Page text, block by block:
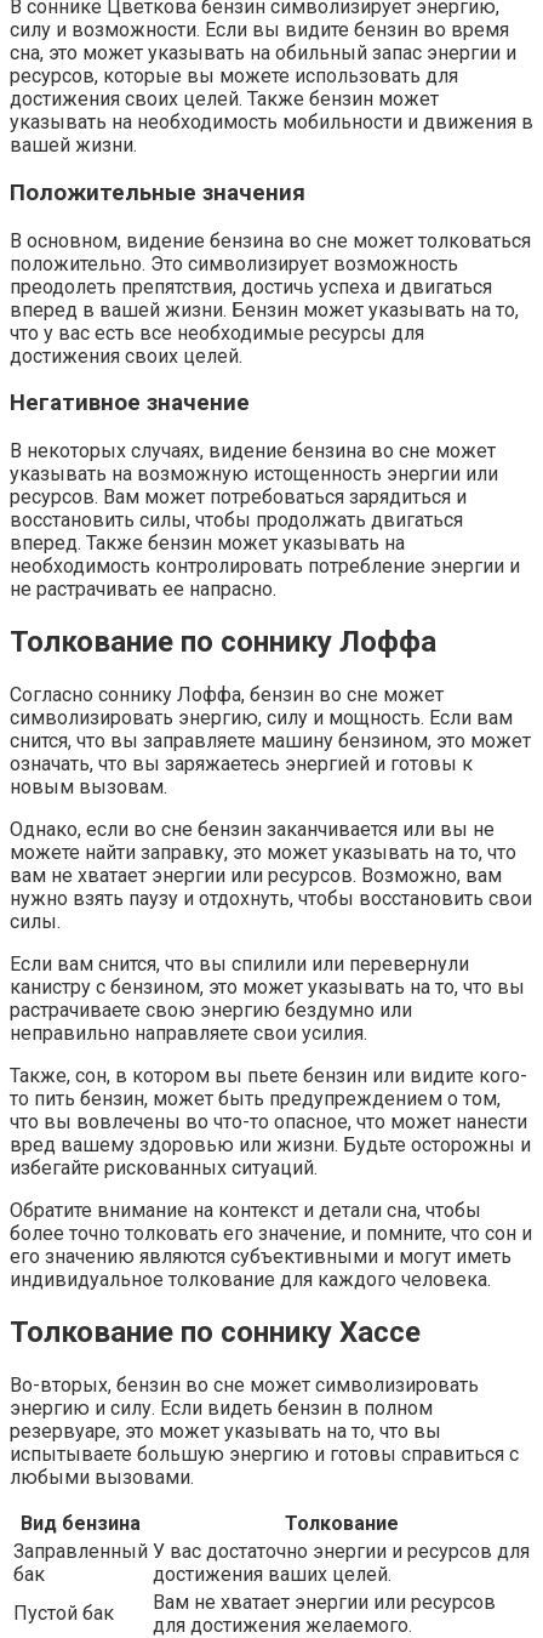
В соннике Цветкова бензин символизирует энергию,
силу и возможности. Если вы видите бензин во время
сна, это может указывать на обильный запас энергии и
ресурсов, которые вы можете использовать для
достижения своих целей. Также бензин может
указывать на необходимость мобильности и движения в
вашей жизни.
Положительные значения
В основном, видение бензина во сне может толковаться
положительно. Это символизирует возможность
преодолеть препятствия, достичь успеха и двигаться
вперед в вашей жизни. Бензин может указывать на то,
что у вас есть все необходимые ресурсы для
достижения своих целей.
Негативное значение
В некоторых случаях, видение бензина во сне может
указывать на возможную истощенность энергии или
ресурсов. Вам может потребоваться зарядиться и
восстановить силы, чтобы продолжать двигаться
вперед. Также бензин может указывать на
необходимость контролировать потребление энергии и
не растрачивать ее напрасно.
Толкование по соннику Лоффа
Согласно соннику Лоффа, бензин во сне может
символизировать энергию, силу и мощность. Если вам
снится, что вы заправляете машину бензином, это может
означать, что вы заряжаетесь энергией и готовы к
новым вызовам.
Однако, если во сне бензин заканчивается или вы не
можете найти заправку, это может указывать на то, что
вам не хватает энергии или ресурсов. Возможно, вам
нужно взять паузу и отдохнуть, чтобы восстановить свои
силы.
Если вам снится, что вы спилили или перевернули
канистру с бензином, это может указывать на то, что вы
растрачиваете свою энергию бездумно или
неправильно направляете свои усилия.
Также, сон, в котором вы пьете бензин или видите кого-
то пить бензин, может быть предупреждением о том,
что вы вовлечены во что-то опасное, что может нанести
вред вашему здоровью или жизни. Будьте осторожны и
избегайте рискованных ситуаций.
Обратите внимание на контекст и детали сна, чтобы
более точно толковать его значение, и помните, что сон и
его значению являются субъективными и могут иметь
индивидуальное толкование для каждого человека.
Толкование по соннику Хассе
Во-вторых, бензин во сне может символизировать
энергию и силу. Если видеть бензин в полном
резервуаре, это может указывать на то, что вы
испытываете большую энергию и готовы справиться с
любыми вызовами.
Вид бензина
Толкование
Заправленный
бак
У вас достаточно энергии и ресурсов для
достижения ваших целей.
Пустой бак
Вам не хватает энергии или ресурсов
для достижения желаемого.